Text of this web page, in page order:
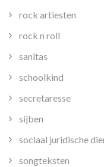
rock artiesten
rock n roll
sanitas
schoolkind
secretaresse
sijben
sociaal juridische
songteksten